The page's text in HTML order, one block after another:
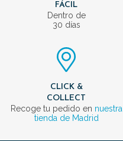
FÁCIL
Dentro de
30 días
CLICK &
COLLECT
Recoge tu pedido en nuestra
tienda de Madrid